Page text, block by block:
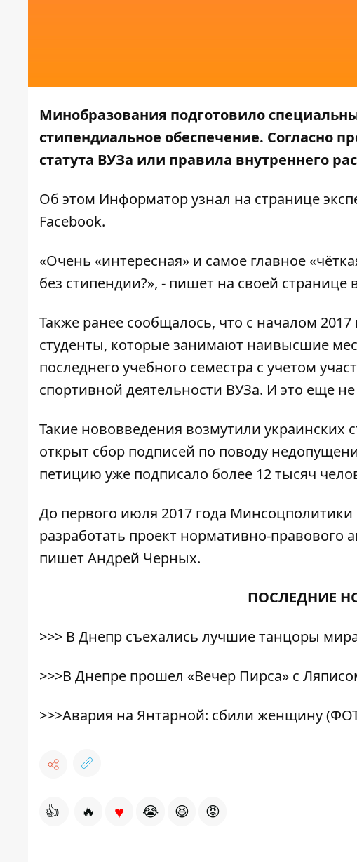
Минобразования подготовило
стипендиальное обеспечение. Согласно
статута ВУЗа или правила внутреннего
Об этом Информаторузнал на странице
Facebook.
«Очень «интересная» и самое главное
без стипендии?», - пишет на своей
Также ранее сообщалось, что с началом 2017
студенты, которые занимают наивысшие
последнего учебного семестра с учетом
спортивной деятельности ВУЗа. И это еще
Такие нововведения возмутили украинских
открыт сбор подписей по поводу
петицию уже подписало более 12 тысяч
До первого июля 2017 года
разработать проект нормативно-правового
пишет Андрей Черных.
ПОСЛЕДНИЕ
>>> В Днепр съехались лучшие танцоры
>>>В Днепре прошел «Вечер Пирса» с
>>>Авария на Янтарной: сбили женщину
👍 🔥 ♥ 😭 😆 😡